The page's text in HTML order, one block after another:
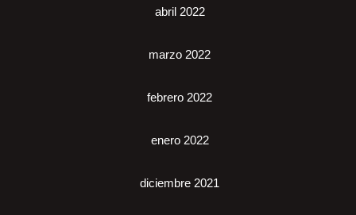
abril 2022
marzo 2022
febrero 2022
enero 2022
diciembre 2021